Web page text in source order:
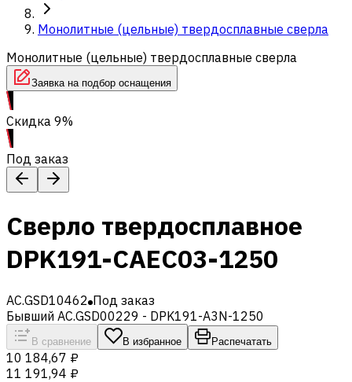
Монолитные (цельные) твердосплавные сверла
Монолитные (цельные) твердосплавные сверла
Заявка на подбор оснащения
Скидка 9%
Под заказ
Сверло твердосплавное
DPK191-CAEC03-1250
AC.GSD10462 Под заказ
Бывший AC.GSD00229 - DPK191-A3N-1250
В сравнение В избранное Распечатать
10 184,67 ₽
11 191,94 ₽